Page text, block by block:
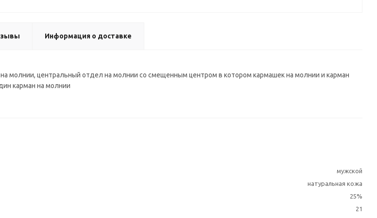
Информация о доставке
молнии, центральный отдел на молнии со смещенным центром в котором кармашек на молнии и карман
карман на молнии
мужской
натуральная кожа
25%
21